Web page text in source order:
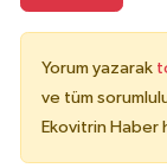
Yorum yazarak
ve tüm
Ekovitrin Haber